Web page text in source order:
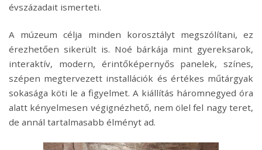
évszázadait ismerteti.
A múzeum célja minden korosztályt megszólítani, ez
érezhetően sikerült is. Noé bárkája mint gyereksarok,
interaktív, modern, érintőképernyős panelek, színes,
szépen megtervezett installációk és értékes műtárgyak
sokasága köti le a figyelmet. A kiállítás háromnegyed óra
alatt kényelmesen végignézhető, nem ölel fel nagy teret,
de annál tartalmasabb élményt ad.